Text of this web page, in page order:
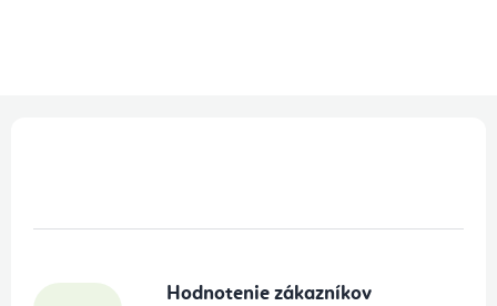
Hodnotenie zákazníkov